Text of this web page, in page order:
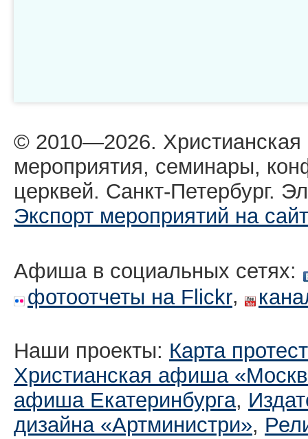
© 2010—2026.
мероприятия, семинары,
церквей. Санкт-Петербург.
Экспорт мероприятий на сайт
Афиша в социальных сетях:
фотоотчеты на Flickr,
Наши проекты: Карта
Христианская афиша
афиша Екатеринбургa,
дизайна «Артминистри»,